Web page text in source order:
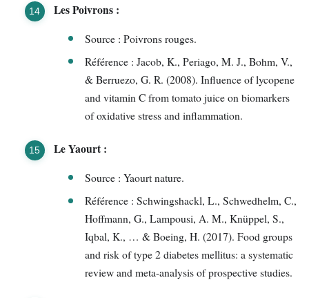
Les Poivrons :
Source : Poivrons rouges.
Référence : Jacob, K., Periago, M. J., Bohm, V.,
& Berruezo, G. R. (2008). Influence of lycopene
and vitamin C from tomato juice on biomarkers
of oxidative stress and inflammation.
Le Yaourt :
Source : Yaourt nature.
Référence : Schwingshackl, L., Schwedhelm, C.,
Hoffmann, G., Lampousi, A. M., Knüppel, S.,
Iqbal, K., … & Boeing, H. (2017). Food groups
and risk of type 2 diabetes mellitus: a systematic
review and meta-analysis of prospective studies.